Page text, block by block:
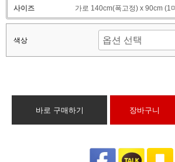
사이즈
가로 140cm(폭고정) x 90cm (1
색상
바로 구매하기 장바구니